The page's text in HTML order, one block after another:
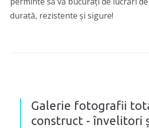
durată, rezistente și sigure!
Galerie fotografii
construct - învelitori